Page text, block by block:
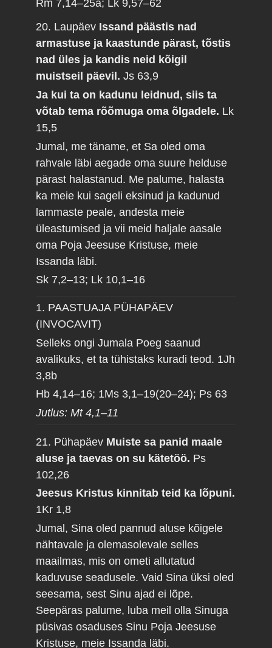
Rm 7,14–25a; Lk 9,57–62
20. Laupäev Issand päästis nad
armastuse ja kaastunde pärast, tõstis
nad üles ja kandis neid kõigil
muistseil päevil.Js 63,9
Ja kui ta on kadunu leidnud, siis ta
võtab tema rõõmuga oma õlgadele. Lk
15,5
Jumal, me täname, et Sa oled oma
rahvale läbi aegade oma suure helduse
pärast halastanud. Me palume, halasta
ka meie kui sageli eksinud ja kadunud
lammaste peale, andesta meie
üleastumised ja vii meid haljale aasale
oma Poja Jeesuse Kristuse, meie
Issanda läbi.
Sk 7,2–13; Lk 10,1–16
1. PAASTUAJA PÜHAPÄEV
(INVOCAVIT)
Selleks ongi Jumala Poeg saanud
avalikuks, et ta tühistaks kuradi teod. 1Jh
3,8b
Hb 4,14–16; 1Ms 3,1–19(20–24); Ps 63
Jutlus: Mt 4,1–11
21. Pühapäev Muiste sa panid maale
aluse ja taevas on su kätetöö. Ps
102,26
Jeesus Kristus kinnitab teid ka lõpuni.
1Kr 1,8
Jumal, Sina oled pannud aluse kõigele
nähtavale ja olemasolevale selles
maailmas, mis on ometi allutatud
kaduvuse seadusele. Vaid Sina üksi oled
seesama, sest Sinu ajad ei lõpe.
Seepäras palume, luba meil olla Sinuga
püsivas osaduses Sinu Poja Jeesuse
Kristuse, meie Issanda läbi.